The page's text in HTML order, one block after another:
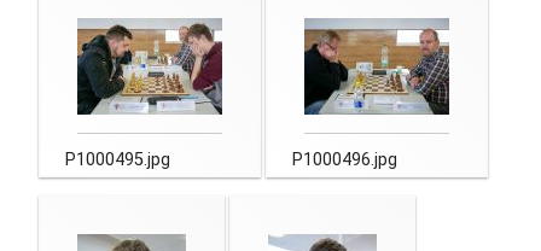
P1000495.jpg P1000496.jpg